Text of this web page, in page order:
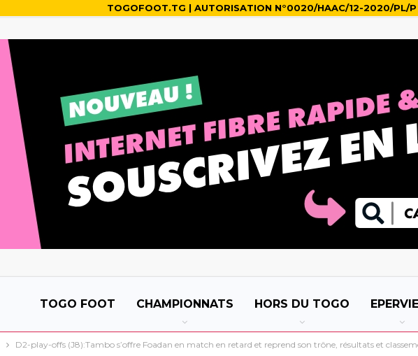
TOGOFOOT.TG | AUTORISATION N°0020/HAAC/12-2020/PL/P
TOGO FOOT CHAMPIONNATS HORS DU TOGO
D2-play-offs (J8):Tambo s’offre Foadan en match en retard et reprend son trône, résultats et